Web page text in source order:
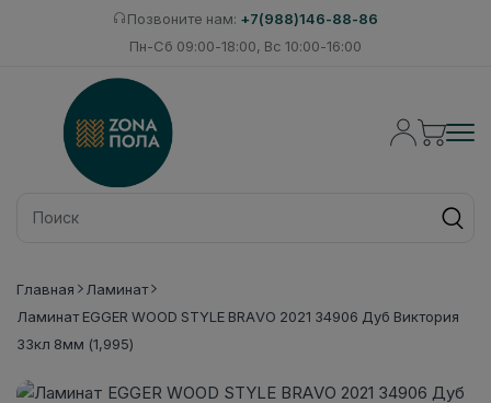
Позвоните нам: +7(988)146-88-86
Пн-Сб 09:00-18:00, Вс 10:00-16:00
Главная
Ламинат
Ламинат EGGER WOOD STYLE BRAVO 2021 34906 Дуб Виктория
33кл 8мм (1,995)